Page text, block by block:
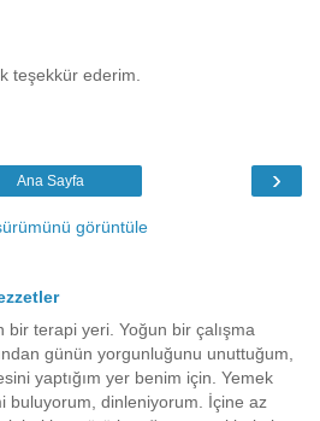
teşekkür ederim.
›
Ana Sayfa
görüntüle
bir terapi yeri. Yoğun bir çalışma
günün yorgunluğunu unuttuğum,
yaptığım yer benim için. Yemek
buluyorum, dinleniyorum. İçine az